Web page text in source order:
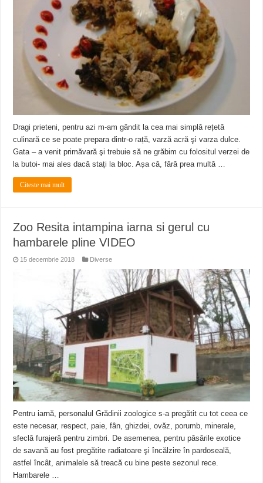
Dragi prieteni, pentru azi m-am gândit la cea mai simplă rețetă
culinară ce se poate prepara dintr-o rață, varză acră şi varza dulce.
Gata – a venit primăvară şi trebuie să ne grăbim cu folositul verzei de
la butoi- mai ales dacă stați la bloc. Așa că, fără prea multă …
Citeste mai mult
Zoo Resita intampina iarna si gerul cu
hambarele pline VIDEO
15 decembrie 2018 Diverse
Pentru iarnă, personalul Grădinii zoologice s-a pregătit cu tot ceea ce
este necesar, respect, paie, fân, ghizdei, ovăz, porumb, minerale,
sfeclă furajeră pentru zimbri. De asemenea, pentru păsările exotice
de savană au fost pregătite radiatoare şi încălzire în pardoseală,
astfel încât, animalele să treacă cu bine peste sezonul rece.
Hambarele …